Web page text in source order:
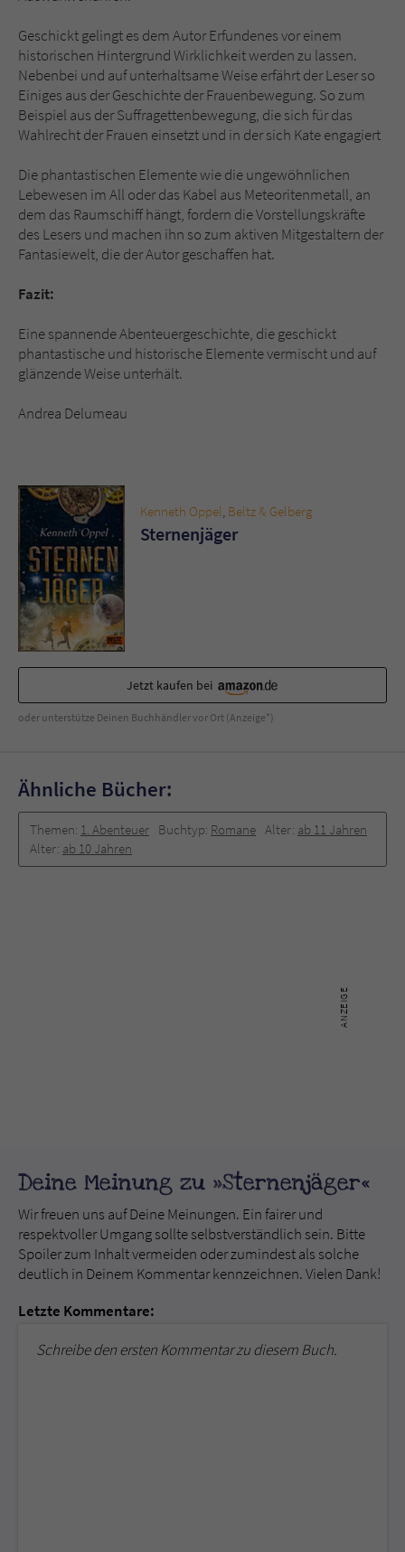
Geschickt gelingt es dem Autor Erfundenes vor einem
historischen Hintergrund Wirklichkeit werden zu lassen.
Nebenbei und auf unterhaltsame Weise erfährt der Leser so
Einiges aus der Geschichte der Frauenbewegung. So zum
Beispiel aus der Suffragettenbewegung, die sich für das
Wahlrecht der Frauen einsetzt und in der sich Kate engagiert
Die phantastischen Elemente wie die ungewöhnlichen
Lebewesen im All oder das Kabel aus Meteoritenmetall, an
dem das Raumschiff hängt, fordern die Vorstellungskräfte
des Lesers und machen ihn so zum aktiven Mitgestaltern der
Fantasiewelt, die der Autor geschaffen hat.
Fazit:
Eine spannende Abenteuergeschichte, die geschickt
phantastische und historische Elemente vermischt und auf
glänzende Weise unterhält.
Andrea Delumeau
Kenneth Oppel, Beltz & Gelberg
Sternenjäger
Jetzt kaufen bei
oder unterstütze Deinen Buchhändler vor Ort (Anzeige*)
Ähnliche Bücher:
Themen: 1. Abenteuer Buchtyp: Romane Alter: ab 11 Jahren
Alter: ab 10 Jahren
Deine Meinung zu »Sternenjäger«
Wir freuen uns auf Deine Meinungen. Ein fairer und
respektvoller Umgang sollte selbstverständlich sein. Bitte
Spoiler zum Inhalt vermeiden oder zumindest als solche
deutlich in Deinem Kommentar kennzeichnen. Vielen Dank!
Letzte Kommentare:
Schreibe den ersten Kommentar zu diesem Buch.